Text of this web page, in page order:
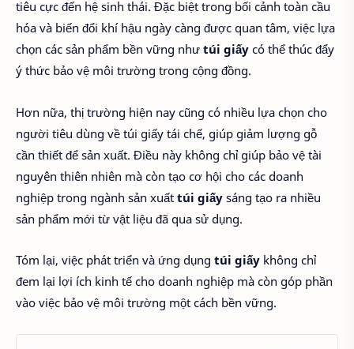
tiêu cực đến hệ sinh thái. Đặc biệt trong bối cảnh toàn cầu
hóa và biến đổi khí hậu ngày càng được quan tâm, việc lựa
chọn các sản phẩm bền vững như túi giấy có thể thúc đẩy
ý thức bảo vệ môi trường trong cộng đồng.
Hơn nữa, thị trường hiện nay cũng có nhiều lựa chọn cho
người tiêu dùng về túi giấy tái chế, giúp giảm lượng gỗ
cần thiết để sản xuất. Điều này không chỉ giúp bảo vệ tài
nguyên thiên nhiên mà còn tạo cơ hội cho các doanh
nghiệp trong ngành sản xuất túi giấy sáng tạo ra nhiều
sản phẩm mới từ vật liệu đã qua sử dụng.
Tóm lại, việc phát triển và ứng dụng túi giấy không chỉ
đem lại lợi ích kinh tế cho doanh nghiệp mà còn góp phần
vào việc bảo vệ môi trường một cách bền vững.